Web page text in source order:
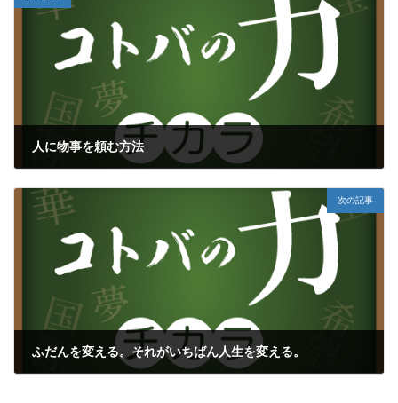
人に物事を頼む方法
次の記事
ふだんを変える。それがいちばん人生を変える。